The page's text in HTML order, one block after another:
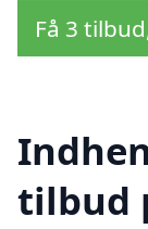
Få 3
tilbud